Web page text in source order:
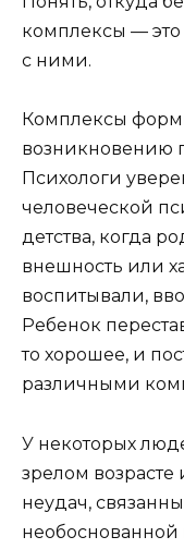
комплексы — это
с ними.
Комплексы
возникновению
Психологи
человеческой
детства, когда
внешность или
воспитывали,
Ребенок
то хорошее, и
различными
У некоторых
зрелом
неудач,